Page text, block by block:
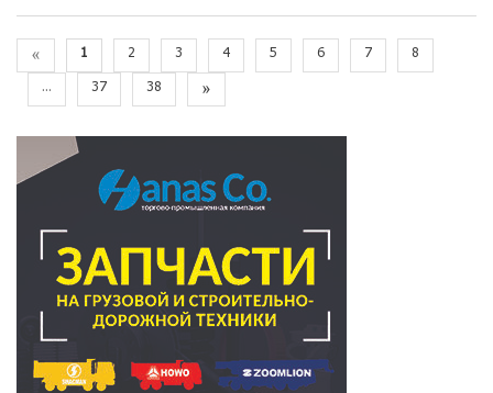
« 1 2 3 4 5 6 7
8
...
37 38 »